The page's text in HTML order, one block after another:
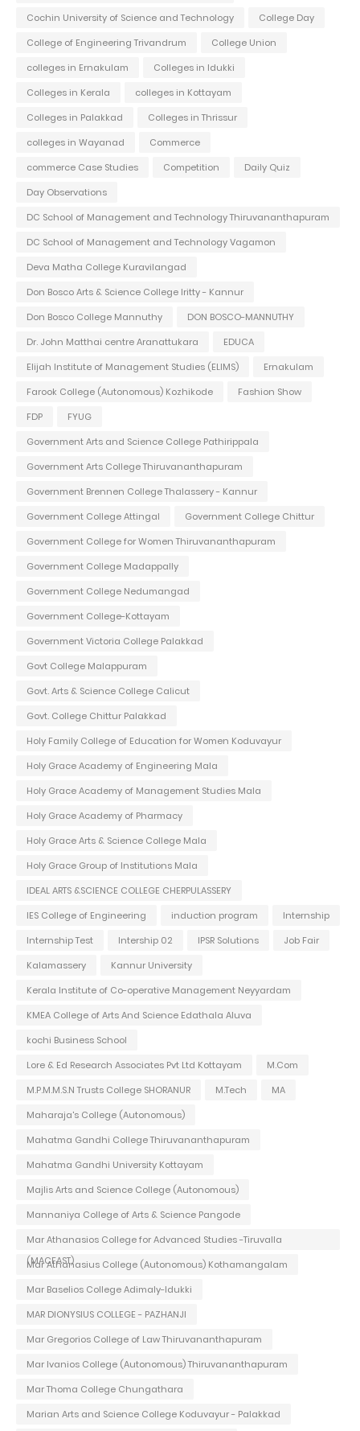
Cochin University of Science and Technology
College Day
College of Engineering Trivandrum
College Union
colleges in Ernakulam
Colleges in Idukki
Colleges in Kerala
colleges in Kottayam
Colleges in Palakkad
Colleges in Thrissur
colleges in Wayanad
Commerce
commerce Case Studies
Competition
Daily Quiz
Day Observations
DC School of Management and Technology Thiruvananthapuram
DC School of Management and Technology Vagamon
Deva Matha College Kuravilangad
Don Bosco Arts & Science College Iritty - Kannur
Don Bosco College Mannuthy
DON BOSCO-MANNUTHY
Dr. John Matthai centre Aranattukara
EDUCA
Elijah Institute of Management Studies (ELIMS)
Ernakulam
Farook College (Autonomous) Kozhikode
Fashion Show
FDP
FYUG
Government Arts and Science College Pathirippala
Government Arts College Thiruvananthapuram
Government Brennen College Thalassery - Kannur
Government College Attingal
Government College Chittur
Government College for Women Thiruvananthapuram
Government College Madappally
Government College Nedumangad
Government College-Kottayam
Government Victoria College Palakkad
Govt College Malappuram
Govt. Arts & Science College Calicut
Govt. College Chittur Palakkad
Holy Family College of Education for Women Koduvayur
Holy Grace Academy of Engineering Mala
Holy Grace Academy of Management Studies Mala
Holy Grace Academy of Pharmacy
Holy Grace Arts & Science College Mala
Holy Grace Group of Institutions Mala
IDEAL ARTS &SCIENCE COLLEGE CHERPULASSERY
IES College of Engineering
induction program
Internship
Internship Test
Intership 02 IPSR Solutions
Job Fair
Kalamassery
Kannur University
Kerala Institute of Co-operative Management Neyyardam
KMEA College of Arts And Science Edathala Aluva
kochi Business School
Lore & Ed Research Associates Pvt Ltd Kottayam
M.Com
M.P.M.M.S.N Trusts College SHORANUR
M.Tech
MA
Maharaja's College (Autonomous)
Mahatma Gandhi College Thiruvananthapuram
Mahatma Gandhi University Kottayam
Majlis Arts and Science College (Autonomous)
Mannaniya College of Arts & Science Pangode
Mar Athanasios College for Advanced Studies -Tiruvalla
(MACFAST)
Mar Athanasius College (Autonomous) Kothamangalam
Mar Baselios College Adimaly-Idukki
MAR DIONYSIUS COLLEGE - PAZHANJI
Mar Gregorios College of Law Thiruvananthapuram
Mar Ivanios College (Autonomous) Thiruvananthapuram
Mar Thoma College Chungathara
Marian Arts and Science College Koduvayur - Palakkad